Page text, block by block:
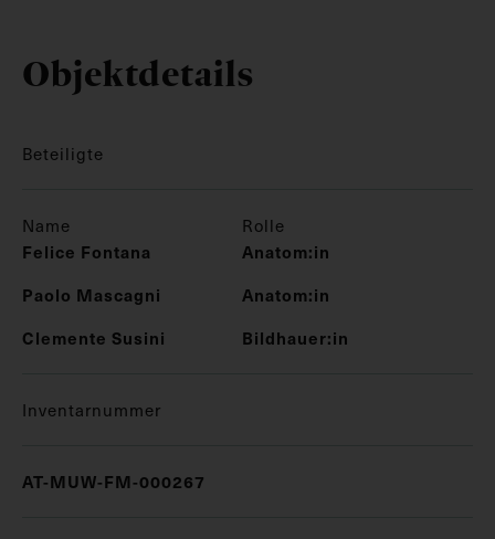
Objektdetails
Beteiligte
Name Rolle
Felice Fontana
Anatom:in
Paolo Mascagni
Anatom:in
Clemente Susini
Bildhauer:in
Inventarnummer
AT-MUW-FM-000267